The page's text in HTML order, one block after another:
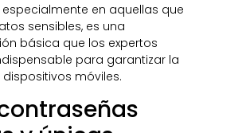
en aquellas que
sensibles, es una
básica que los expertos
para garantizar la
móviles.